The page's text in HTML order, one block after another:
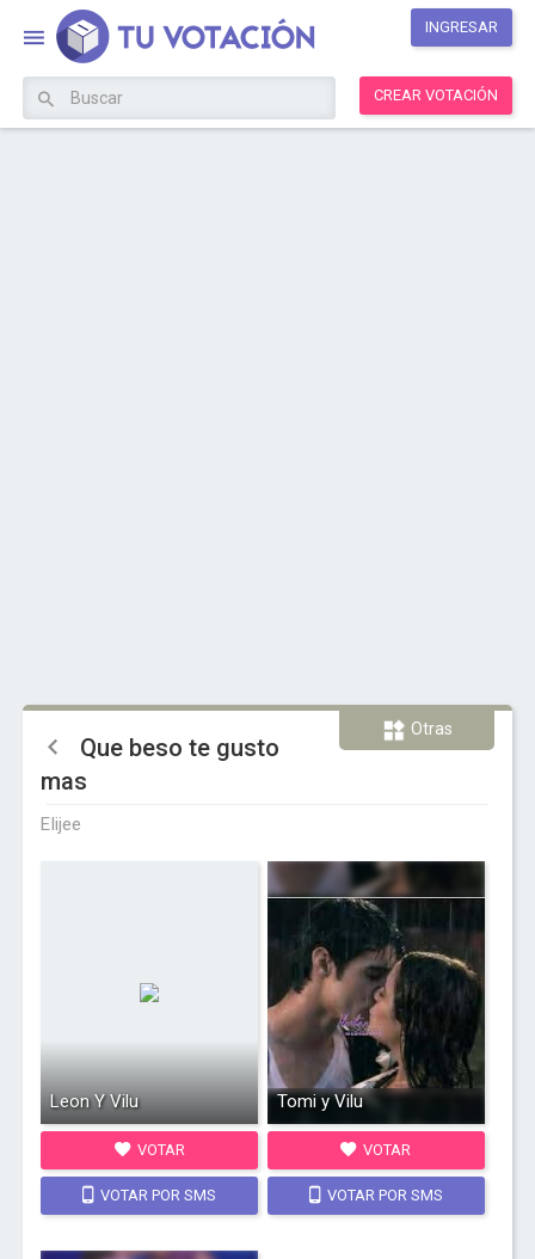
INGRESAR
CREAR VOTACIÓN
Otras
Que beso te gusto
mas
Elijee
Leon Y Vilu
VOTAR
VOTAR POR SMS
Tomi y Vilu
VOTAR
VOTAR POR SMS